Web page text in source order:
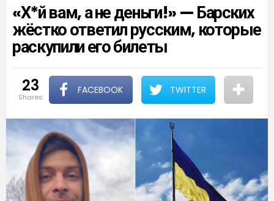
«Х*й вам, а не деньги!» — Барских
жёстко ответил русским, которые
раскупили его билеты
23
shares
FACEBOOK TWITTER